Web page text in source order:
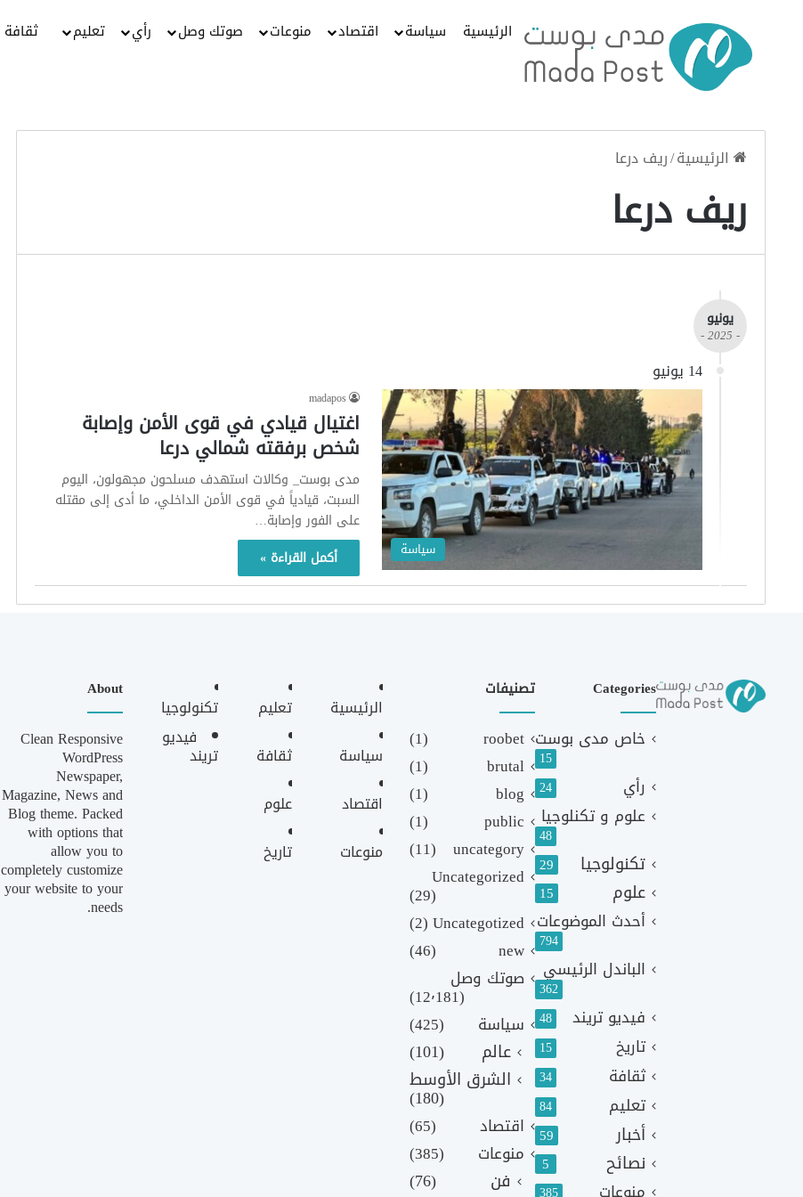
الرئيسية سياسة اقتصاد منوعات صوتك وصل رأي تعليم ثقافة
الرئيسية/ريف درعا
ريف درعا
يونيو
- 2025 -
14 يونيو
سياسة
madapos
اغتيال قيادي في قوى الأمن وإصابة
شخص برفقته شمالي درعا
مدى بوست_ وكالات استهدف مسلحون مجهولون، اليوم
السبت، قيادياً في قوى الأمن الداخلي، ما أدى إلى مقتله
على الفور وإصابة…
أكمل القراءة »
Categories
خاص مدى بوست
15
رأي 24
علوم و تكنلوجيا
48
تكنولوجيا 29
علوم 15
أحدث الموضوعات
794
الباندل الرئيسي
362
فيديو تريند 48
تاريخ 15
ثقافة 34
تعليم 84
أخبار 59
نصائح 5
تصنيفات
roobet
(1)
brutal
(1)
blog
(1)
public
(1)
uncategory
(11)
Uncategorized
(29)
Uncategotized
(2)
new
(46)
صوتك وصل
(12٬181)
سياسة
(425)
عالم
(101)
الشرق الأوسط
(180)
اقتصاد
(65)
منوعات
(385)
فن
(76)
الرئيسية
سياسة
اقتصاد
منوعات
تعليم
ثقافة
علوم
تاريخ
تكنولوجيا
فيديو
تريند
About
Clean Responsive
WordPress
Newspaper,
Magazine, News and
Blog theme. Packed
with options that
allow you to
completely customize
your website to your
needs.